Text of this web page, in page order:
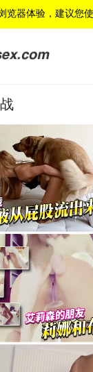
览器体验，建议您